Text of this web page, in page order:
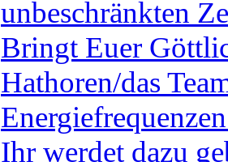
unbeschränkten
Bringt Euer
Hathoren/das
Ihr werdet dazu